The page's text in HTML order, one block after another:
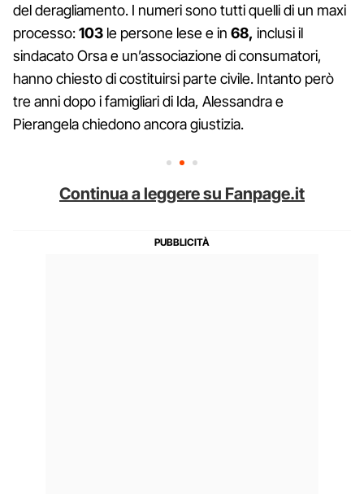
del deragliamento. I numeri sono tutti quelli di un maxi
processo:103 le persone lese e in 68, inclusi il
sindacato Orsa e un’associazione di consumatori,
hanno chiesto di costituirsi parte civile. Intanto però
tre anni dopo i famigliari di Ida, Alessandra e
Pierangela chiedono ancora giustizia.
Continua a leggere su Fanpage.it